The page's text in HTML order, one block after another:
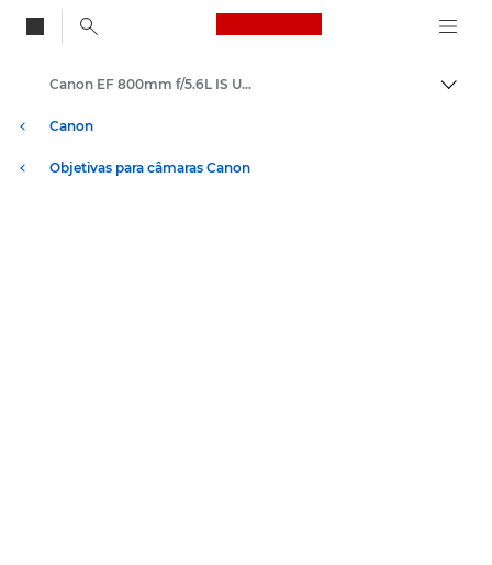
Canon Logo, back
Canon
Objetivas para câmaras Canon
Canon EF 800mm f/5.6L IS USM - Objetivas – Objetivas para câmara e fotográficas